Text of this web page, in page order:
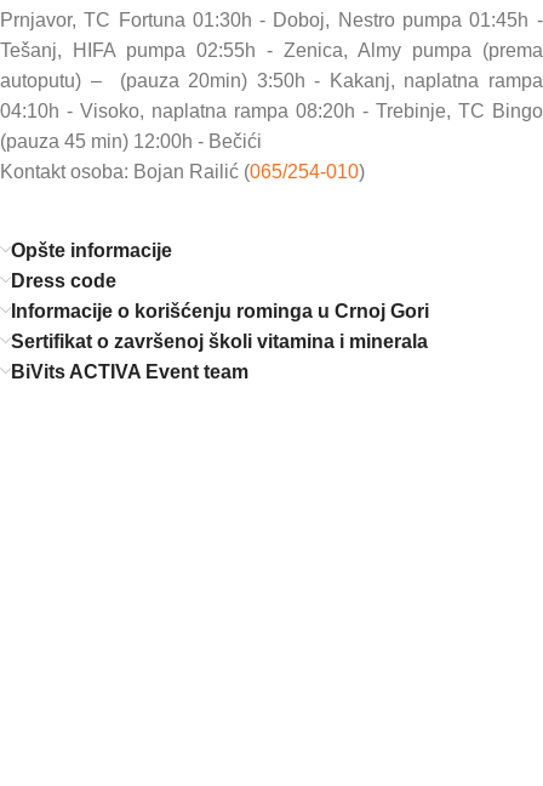
Prnjavor, TC Fortuna 01:30h - Doboj, Nestro pumpa 01:45h -
Tešanj, HIFA pumpa 02:55h - Zenica, Almy pumpa (prema
autoputu) – (pauza 20min) 3:50h - Kakanj, naplatna rampa
04:10h - Visoko, naplatna rampa 08:20h - Trebinje, TC Bingo
(pauza 45 min) 12:00h - Bečići
Kontakt osoba: Bojan Railić (065/254-010)
Opšte informacije
Dress code
Informacije o korišćenju rominga u Crnoj Gori
Sertifikat o završenoj školi vitamina i minerala
BiVits ACTIVA Event team